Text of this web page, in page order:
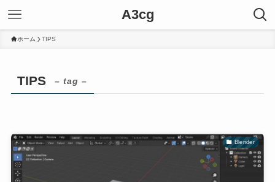
A3cg
ホーム TIPS
TIPS – tag –
Blender